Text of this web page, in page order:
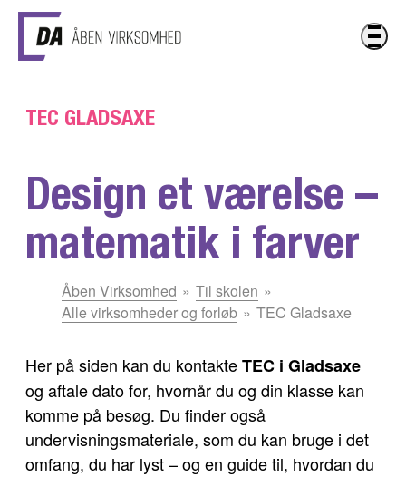
Gå til hovedindhold
TEC GLADSAXE
Design et værelse –
matematik i farver
Åben Virksomhed
Til skolen
Alle virksomheder og forløb
TEC Gladsaxe
Her på siden kan du kontakteTEC i Gladsaxe
og aftale dato for, hvornår du og din klasse kan
komme på besøg. Du finder også
undervisningsmateriale, som du kan bruge i det
omfang, du har lyst – og en guide til, hvordan du